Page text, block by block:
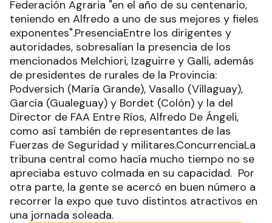
Federación Agraria "en el año de su centenario,
teniendo en Alfredo a uno de sus mejores y fieles
exponentes".PresenciaEntre los dirigentes y
autoridades, sobresalían la presencia de los
mencionados Melchiori, Izaguirre y Galli, además
de presidentes de rurales de la Provincia:
Podversich (María Grande), Vasallo (Villaguay),
García (Gualeguay) y Bordet (Colón) y la del
Director de FAA Entre Ríos, Alfredo De Ángeli,
como así también de representantes de las
Fuerzas de Seguridad y militares.ConcurrenciaLa
tribuna central como hacía mucho tiempo no se
apreciaba estuvo colmada en su capacidad. Por
otra parte, la gente se acercó en buen número a
recorrer la expo que tuvo distintos atractivos en
una jornada soleada.